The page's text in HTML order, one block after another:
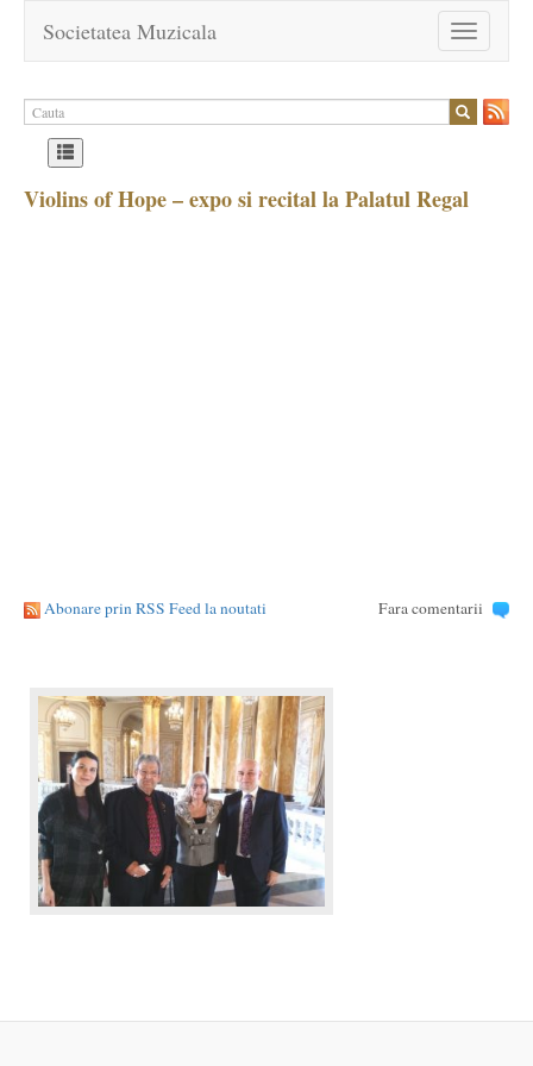
Toggle
navigation
Societatea Muzicala
Violins of Hope – expo si recital la Palatul Regal
Abonare prin RSS Feed la noutati Fara comentarii